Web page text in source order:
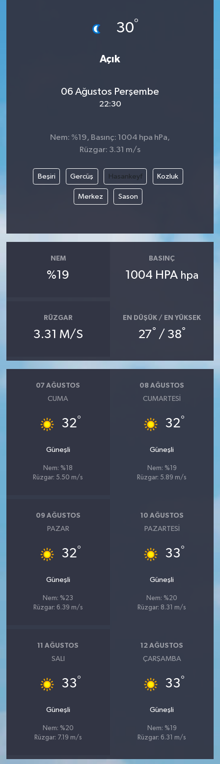
30°
Açık
06 Ağustos Perşembe
22:30
Nem: %19, Basınç: 1004 hpa hPa,
Rüzgar: 3.31 m/s
Beşiri Gercüş Hasankeyf Kozluk
Merkez Sason
NEM
%19
BASINÇ
1004 HPA hpa
RÜZGAR
3.31 M/S
EN DÜŞÜK / EN YÜKSEK
27° / 38°
07 AĞUSTOS
CUMA
32°
Güneşli
Nem: %18
Rüzgar: 5.50 m/s
08 AĞUSTOS
CUMARTESI
32°
Güneşli
Nem: %19
Rüzgar: 5.89 m/s
09 AĞUSTOS
PAZAR
32°
Güneşli
Nem: %23
Rüzgar: 6.39 m/s
10 AĞUSTOS
PAZARTESI
33°
Güneşli
Nem: %20
Rüzgar: 8.31 m/s
11 AĞUSTOS
SALI
33°
Güneşli
Nem: %20
Rüzgar: 7.19 m/s
12 AĞUSTOS
ÇARŞAMBA
33°
Güneşli
Nem: %19
Rüzgar: 6.31 m/s
RÖPORTAJ
YAZARLAR
RESMİ İLAN